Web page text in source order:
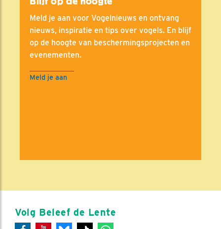
Meld je aan voor Vogelnieuws en ontvang
nieuws, inspiratie en tips over vogels. En blijf
op de hoogte van beschermingsprojecten en
evenementen.
Meld je aan
Volg Beleef de Lente